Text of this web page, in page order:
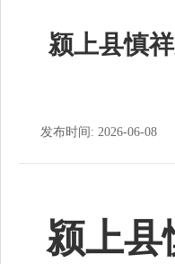
颍上县慎
发布时间: 2026-06-08
颍上县